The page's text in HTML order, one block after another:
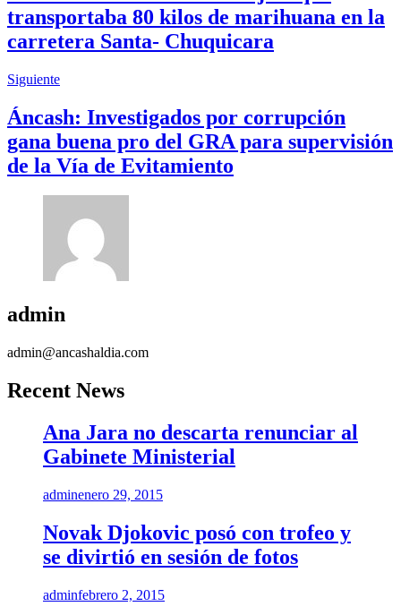
transportaba 80 kilos de marihuana en la
carretera Santa- Chuquicara
Siguiente
Áncash: Investigados por corrupción
gana buena pro del GRA para supervisión
de la Vía de Evitamiento
admin
admin@ancashaldia.com
Recent News
Ana Jara no descarta renunciar al
Gabinete Ministerial
adminenero 29, 2015
Novak Djokovic posó con trofeo y
se divirtió en sesión de fotos
adminfebrero 2, 2015